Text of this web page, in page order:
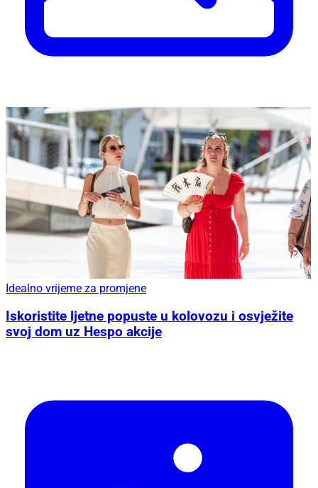
Idealno vrijeme za promjene
Iskoristite ljetne popuste u kolovozu i osvježite
svoj dom uz Hespo akcije